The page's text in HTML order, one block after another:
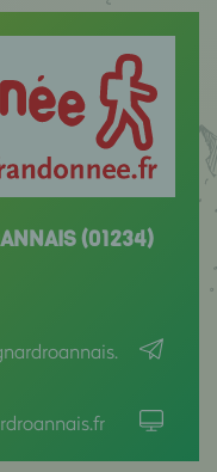
(01234)